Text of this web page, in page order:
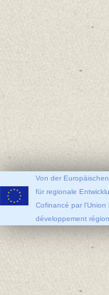
Von der
für regionale
Cofinancé par
développement